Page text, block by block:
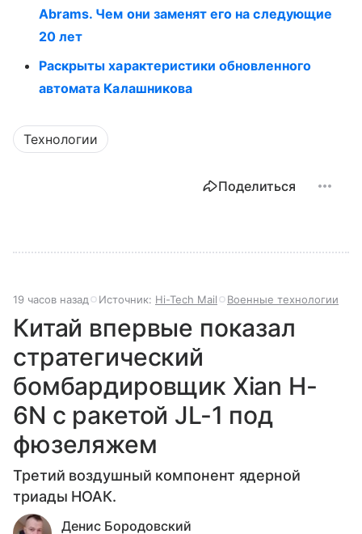
Abrams. Чем они заменят его на следующие
20 лет
Раскрыты характеристики обновленного
автомата Калашникова
Технологии
Поделиться
19 часов назад Источник: Hi-Tech Mail Военные технологии
Китай впервые показал
стратегический
бомбардировщик Xian H-
6N с ракетой JL-1 под
фюзеляжем
Третий воздушный компонент ядерной
триады НОАК.
Денис Бородовский